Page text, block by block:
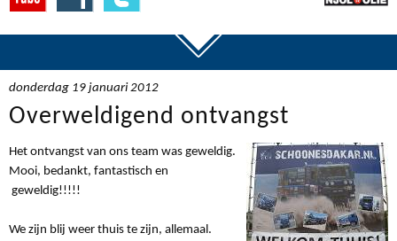
donderdag 19 januari 2012
Overweldigend ontvangst
Het ontvangst van ons team was geweldig.
Mooi, bedankt, fantastisch en
geweldig!!!!!
We zijn blij weer thuis te zijn, allemaal.